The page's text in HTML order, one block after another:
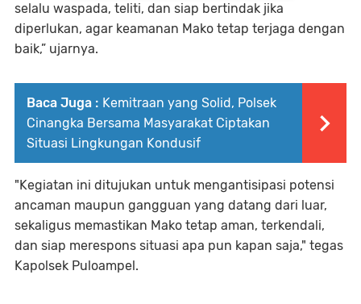
selalu waspada, teliti, dan siap bertindak jika
diperlukan, agar keamanan Mako tetap terjaga dengan
baik,” ujarnya.
Baca Juga : Kemitraan yang Solid, Polsek
Cinangka Bersama Masyarakat Ciptakan
Situasi Lingkungan Kondusif
"Kegiatan ini ditujukan untuk mengantisipasi potensi
ancaman maupun gangguan yang datang dari luar,
sekaligus memastikan Mako tetap aman, terkendali,
dan siap merespons situasi apa pun kapan saja," tegas
Kapolsek Puloampel.